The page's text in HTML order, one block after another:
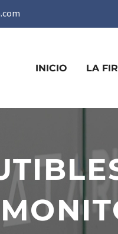
INICIO LA